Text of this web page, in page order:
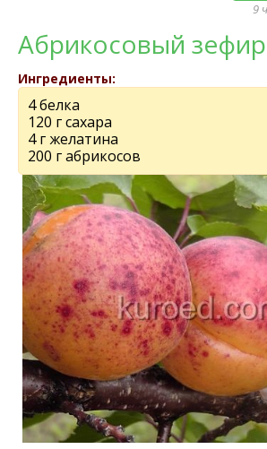
9
Абрикосовый зефир
Ингредиенты:
4 белка
120 г сахара
4 г желатина
200 г абрикосов